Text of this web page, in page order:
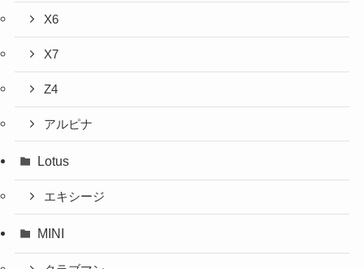
X6
X7
Z4
アルピナ
Lotus
エキシージ
MINI